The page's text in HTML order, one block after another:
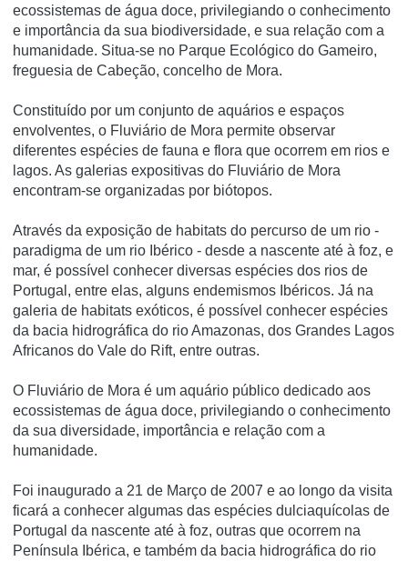
ecossistemas de água doce, privilegiando o conhecimento
e importância da sua biodiversidade, e sua relação com a
humanidade. Situa-se no Parque Ecológico do Gameiro,
freguesia de Cabeção, concelho de Mora.
Constituí­do por um conjunto de aquários e espaços
envolventes, o Fluviário de Mora permite observar
diferentes espécies de fauna e flora que ocorrem em rios e
lagos. As galerias expositivas do Fluviário de Mora
encontram-se organizadas por biótopos.
Através da exposição de habitats do percurso de um rio -
paradigma de um rio Ibérico - desde a nascente até à foz, e
mar, é possí­vel conhecer diversas espécies dos rios de
Portugal, entre elas, alguns endemismos Ibéricos. Já na
galeria de habitats exóticos, é possí­vel conhecer espécies
da bacia hidrográfica do rio Amazonas, dos Grandes Lagos
Africanos do Vale do Rift, entre outras.
O Fluviário de Mora é um aquário público dedicado aos
ecossistemas de água doce, privilegiando o conhecimento
da sua diversidade, importância e relação com a
humanidade.
Foi inaugurado a 21 de Março de 2007 e ao longo da visita
ficará a conhecer algumas das espécies dulciaquícolas de
Portugal da nascente até à foz, outras que ocorrem na
Península Ibérica, e também da bacia hidrográfica do rio